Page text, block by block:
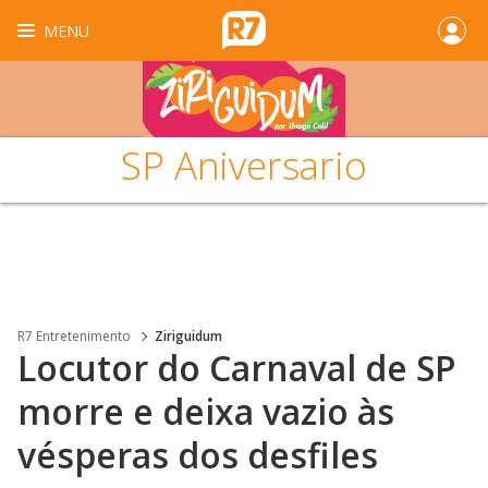
MENU
SP Aniversario
R7 Entretenimento Ziriguidum
Locutor do Carnaval de SP
morre e deixa vazio às
vésperas dos desfiles